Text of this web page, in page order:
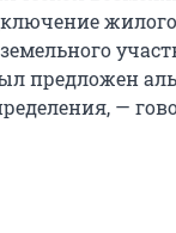
предложен
—